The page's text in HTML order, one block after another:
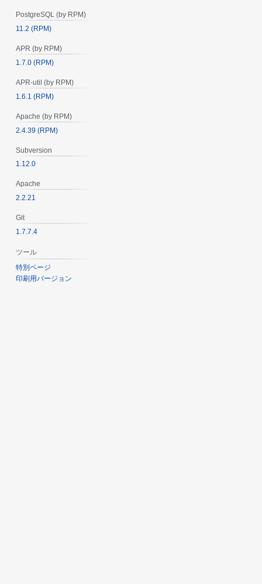
PostgreSQL (by RPM)
11.2 (RPM)
APR (by RPM)
1.7.0 (RPM)
APR-util (by RPM)
1.6.1 (RPM)
Apache (by RPM)
2.4.39 (RPM)
Subversion
1.12.0
Apache
2.2.21
Git
1.7.7.4
ツール
特別ページ
印刷用バージョン